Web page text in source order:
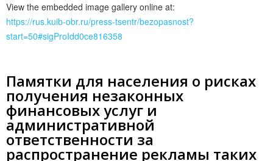
View the embedded image gallery online at:
https://rus.kuib-obr.ru/press-tsentr/bezopasnost?
start=50#sigProIdd0ce816358
Памятки для населения о рисках
получения незаконных
финансовых услуг и
административной
ответственности за
распространение рекламы таких